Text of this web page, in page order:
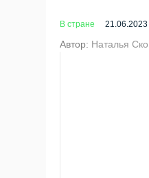
В стране 21.06.2023
Автор: Наталья